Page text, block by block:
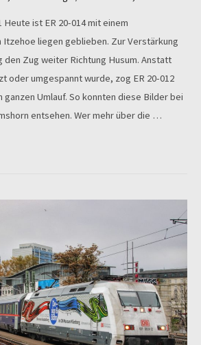
Heute ist ER 20-014 mit einem
Itzehoe liegen geblieben. Zur Verstärkung
den Zug weiter Richtung Husum. Anstatt
oder umgespannt wurde, zog ER 20-012
ganzen Umlauf. So konnten diese Bilder bei
entsehen. Wer mehr über die …